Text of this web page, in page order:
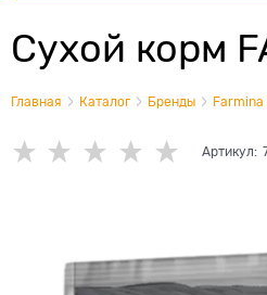
Сухой корм
Главная Каталог Бренды
Артикул: